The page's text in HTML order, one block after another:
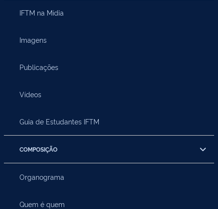
IFTM na Mídia
Imagens
Publicações
Vídeos
Guia de Estudantes IFTM
COMPOSIÇÃO
Organograma
Quem é quem